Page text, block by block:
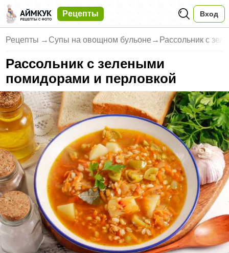
Рецепты Вход
Рецепты → Супы на овощном бульоне → Рассольник с
Рассольник с зелеными
помидорами и перловкой